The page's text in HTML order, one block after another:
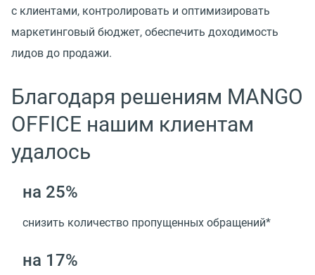
с клиентами, контролировать и оптимизировать
маркетинговый бюджет, обеспечить доходимость
лидов до продажи.
Благодаря решениям MANGO
OFFICE нашим клиентам
удалось
на 25%
снизить количество пропущенных обращений*
на 17%